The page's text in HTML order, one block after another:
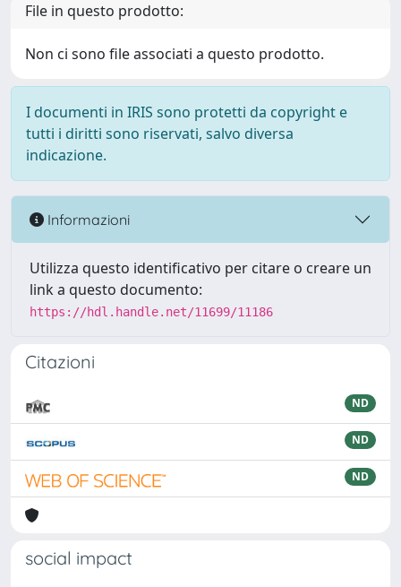
File in questo prodotto:
Non ci sono file associati a questo prodotto.
I documenti in IRIS sono protetti da copyright e
tutti i diritti sono riservati, salvo diversa
indicazione.
Informazioni
Utilizza questo identificativo per citare o creare un
link a questo documento:
https://hdl.handle.net/11699/11186
Citazioni
ND
ND
ND
social impact